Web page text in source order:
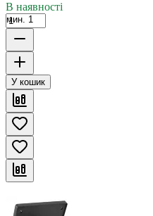
В наявності
мин. 1
У кошик